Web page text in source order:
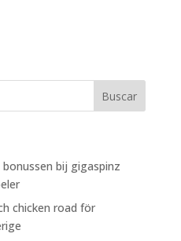
bij gigaspinz
chicken road för